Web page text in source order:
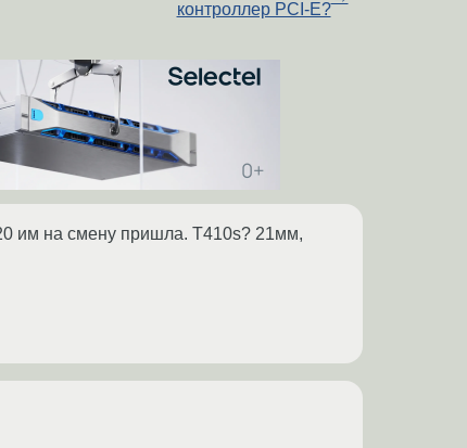
контроллер PCI-E?
им на смену пришла. T410s? 21мм,